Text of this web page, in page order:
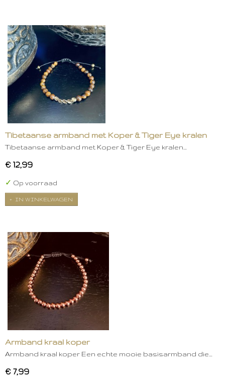
Tibetaanse armband met Koper & Tiger Eye kralen
Tibetaanse armband met Koper & Tiger Eye kralen…
€ 12,99
✓ Op voorraad
IN WINKELWAGEN
Armband kraal koper
Armband kraal koper Een echte mooie basisarmband die…
€ 7,99